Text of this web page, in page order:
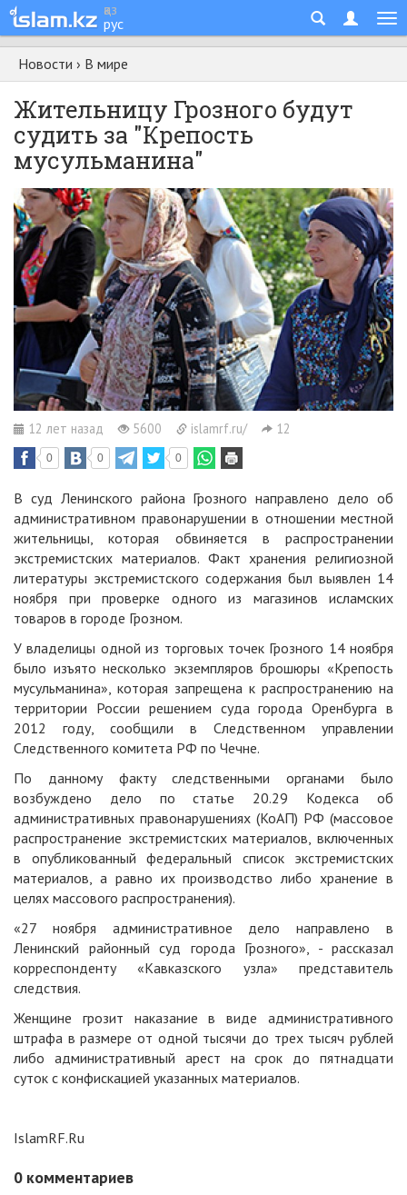
қаз
рус
Новости › В мире
Жительницу Грозного будут
судить за "Крепость
мусульманина"
12 лет назад 5600 islamrf.ru/ 12
0 0 0
В суд Ленинского района Грозного направлено дело об
административном правонарушении в отношении местной
жительницы, которая обвиняется в распространении
экстремистских материалов. Факт хранения религиозной
литературы экстремистского содержания был выявлен 14
ноября при проверке одного из магазинов исламских
товаров в городе Грозном.
У владелицы одной из торговых точек Грозного 14 ноября
было изъято несколько экземпляров брошюры «Крепость
мусульманина», которая запрещена к распространению на
территории России решением суда города Оренбурга в
2012 году, сообщили в Следственном управлении
Следственного комитета РФ по Чечне.
По данному факту следственными органами было
возбуждено дело по статье 20.29 Кодекса об
административных правонарушениях (КоАП) РФ (массовое
распространение экстремистских материалов, включенных
в опубликованный федеральный список экстремистских
материалов, а равно их производство либо хранение в
целях массового распространения).
«27 ноября административное дело направлено в
Ленинский районный суд города Грозного», - рассказал
корреспонденту «Кавказского узла» представитель
следствия.
Женщине грозит наказание в виде административного
штрафа в размере от одной тысячи до трех тысяч рублей
либо административный арест на срок до пятнадцати
суток с конфискацией указанных материалов.
IslamRF.Ru
0 комментариев